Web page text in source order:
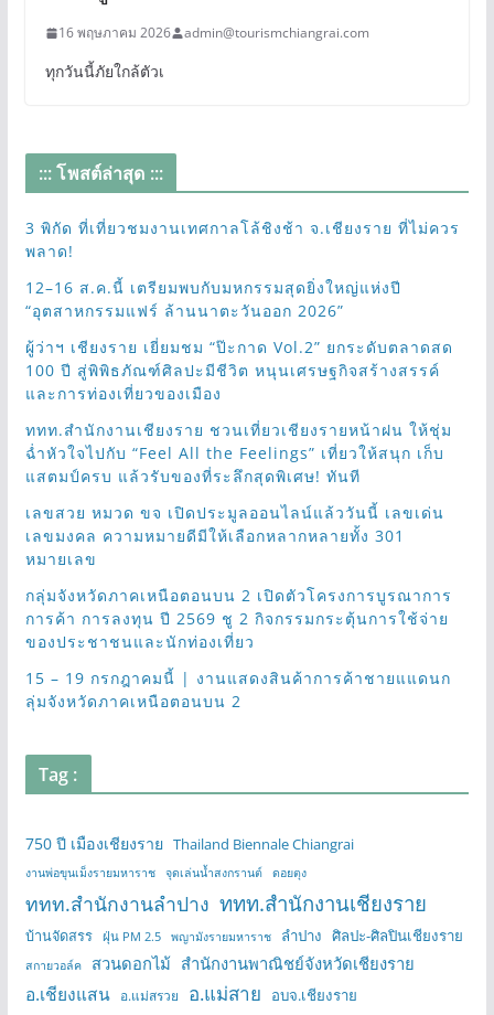
16 พฤษภาคม 2026 admin@tourismchiangrai.com
ทุกวันนี้ภัยใกล้ตัวเ
::: โพสต์ล่าสุด :::
3 พิกัด ที่เที่ยวชมงานเทศกาลโล้ชิงช้า จ.เชียงราย ที่ไม่ควร
พลาด!
12–16 ส.ค.นี้ เตรียมพบกับมหกรรมสุดยิ่งใหญ่แห่งปี
“อุตสาหกรรมแฟร์ ล้านนาตะวันออก 2026”
ผู้ว่าฯ เชียงราย เยี่ยมชม “ป๊ะกาด Vol.2” ยกระดับตลาดสด
100 ปี สู่พิพิธภัณฑ์ศิลปะมีชีวิต หนุนเศรษฐกิจสร้างสรรค์
และการท่องเที่ยวของเมือง
ททท.สำนักงานเชียงราย ชวนเที่ยวเชียงรายหน้าฝน ให้ชุ่ม
ฉ่ำหัวใจไปกับ “Feel All the Feelings” เที่ยวให้สนุก เก็บ
แสตมป์ครบ แล้วรับของที่ระลึกสุดพิเศษ! ทันที
เลขสวย หมวด ขจ เปิดประมูลออนไลน์แล้ววันนี้ เลขเด่น
เลขมงคล ความหมายดีมีให้เลือกหลากหลายทั้ง 301
หมายเลข
กลุ่มจังหวัดภาคเหนือตอนบน 2 เปิดตัวโครงการบูรณาการ
การค้า การลงทุน ปี 2569 ชู 2 กิจกรรมกระตุ้นการใช้จ่าย
ของประชาชนและนักท่องเที่ยว
15 – 19 กรกฎาคมนี้ | งานแสดงสินค้าการค้าชายแแดนก
ลุ่มจังหวัดภาคเหนือตอนบน 2
Tag :
750 ปี เมืองเชียงราย Thailand Biennale Chiangrai
งานพ่อขุนเม็งรายมหาราช จุดเล่นน้ำสงกรานต์ ดอยตุง
ททท.สำนักงานลำปาง ททท.สำนักงานเชียงราย
บ้านจัดสรร ฝุ่น PM 2.5 พญามังรายมหาราช ลำปาง ศิลปะ-ศิลปินเชียงราย
สกายวอล์ค สวนดอกไม้ สำนักงานพาณิชย์จังหวัดเชียงราย
อ.เชียงแสน อ.แม่สรวย อ.แม่สาย อบจ.เชียงราย